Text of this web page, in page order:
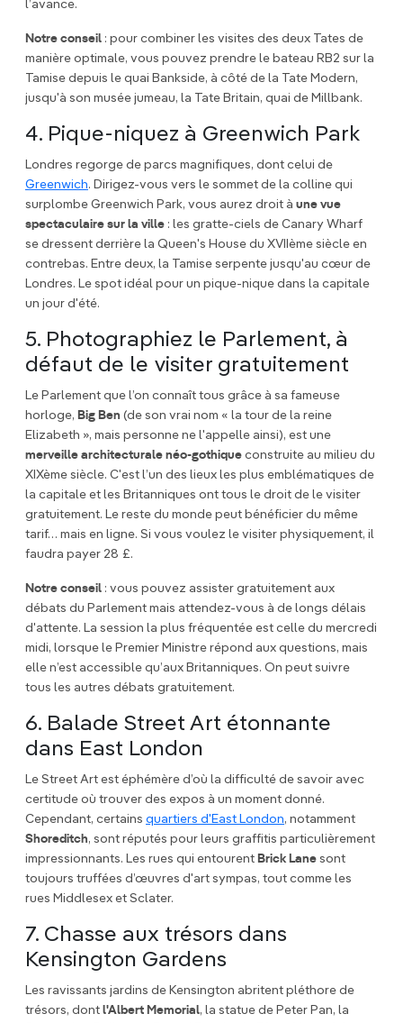
l’avance.
Notre conseil : pour combiner les visites des deux Tates de
manière optimale, vous pouvez prendre le bateau RB2 sur la
Tamise depuis le quai Bankside, à côté de la Tate Modern,
jusqu'à son musée jumeau, la Tate Britain, quai de Millbank.
4. Pique-niquez à Greenwich Park
Londres regorge de parcs magnifiques, dont celui de
Greenwich. Dirigez-vous vers le sommet de la colline qui
surplombe Greenwich Park, vous aurez droit à une vue
spectaculaire sur la ville : les gratte-ciels de Canary Wharf
se dressent derrière la Queen's House du XVIIème siècle en
contrebas. Entre deux, la Tamise serpente jusqu'au cœur de
Londres. Le spot idéal pour un pique-nique dans la capitale
un jour d'été.
5. Photographiez le Parlement, à
défaut de le visiter gratuitement
Le Parlement que l’on connaît tous grâce à sa fameuse
horloge, Big Ben (de son vrai nom « la tour de la reine
Elizabeth », mais personne ne l'appelle ainsi), est une
merveille architecturale néo-gothique construite au milieu du
XIXème siècle. C'est l’un des lieux les plus emblématiques de
la capitale et les Britanniques ont tous le droit de le visiter
gratuitement. Le reste du monde peut bénéficier du même
tarif… mais en ligne. Si vous voulez le visiter physiquement, il
faudra payer 28 £.
Notre conseil : vous pouvez assister gratuitement aux
débats du Parlement mais attendez-vous à de longs délais
d'attente. La session la plus fréquentée est celle du mercredi
midi, lorsque le Premier Ministre répond aux questions, mais
elle n’est accessible qu’aux Britanniques. On peut suivre
tous les autres débats gratuitement.
6. Balade Street Art étonnante
dans East London
Le Street Art est éphémère d’où la difficulté de savoir avec
certitude où trouver des expos à un moment donné.
Cependant, certains quartiers d'East London, notamment
Shoreditch, sont réputés pour leurs graffitis particulièrement
impressionnants. Les rues qui entourent Brick Lane sont
toujours truffées d’œuvres d'art sympas, tout comme les
rues Middlesex et Sclater.
7. Chasse aux trésors dans
Kensington Gardens
Les ravissants jardins de Kensington abritent pléthore de
trésors, dont l'Albert Memorial, la statue de Peter Pan, la